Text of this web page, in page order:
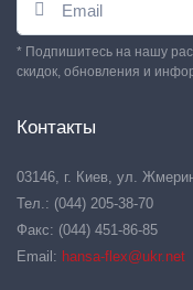
* Подпишитесь на нашу
скидок, обновления и
Контакты
03146, г. Киев, ул.
Тел.: (044) 205-38-70
Факс: (044) 451-86-85
Email: hansa-flex@ukr.net